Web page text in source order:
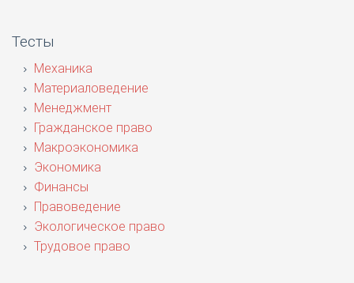
Тесты
Механика
Материаловедение
Менеджмент
Гражданское право
Макроэкономика
Экономика
Финансы
Правоведение
Экологическое право
Трудовое право